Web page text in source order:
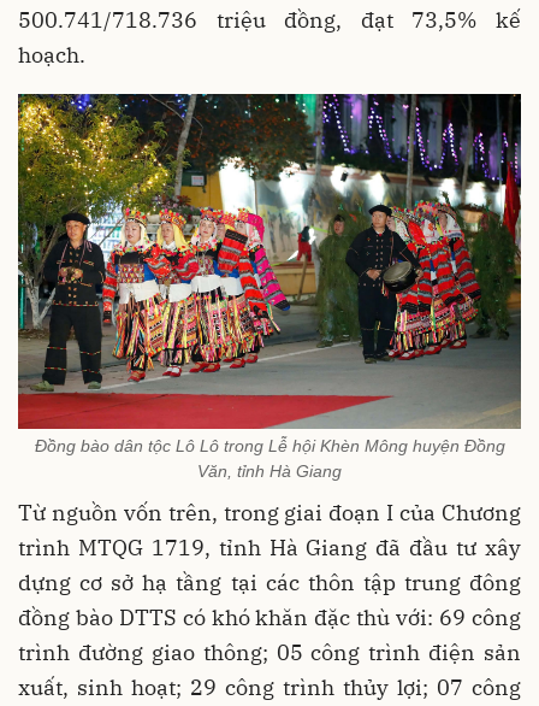
500.741/718.736 triệu đồng, đạt 73,5% kế
hoạch.
Đồng bào dân tộc Lô Lô trong Lễ hội Khèn Mông huyện Đồng
Văn, tỉnh Hà Giang
Từ nguồn vốn trên, trong giai đoạn I của Chương
trình MTQG 1719, tỉnh Hà Giang đã đầu tư xây
dựng cơ sở hạ tầng tại các thôn tập trung đông
đồng bào DTTS có khó khăn đặc thù với: 69 công
trình đường giao thông; 05 công trình điện sản
xuất, sinh hoạt; 29 công trình thủy lợi; 07 công